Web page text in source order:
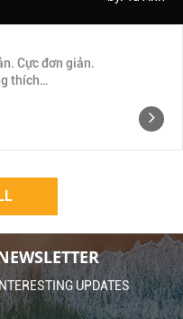
Cực đơn giản.
thích…
UPDATES